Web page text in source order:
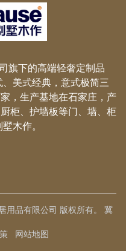
旗下的高端轻奢定制品
美式经典，意式极简三
，生产基地在石家庄，产
柜、护墙板等门、墙、柜
木作。
用品有限公司 版权所有。
冀
网站地图